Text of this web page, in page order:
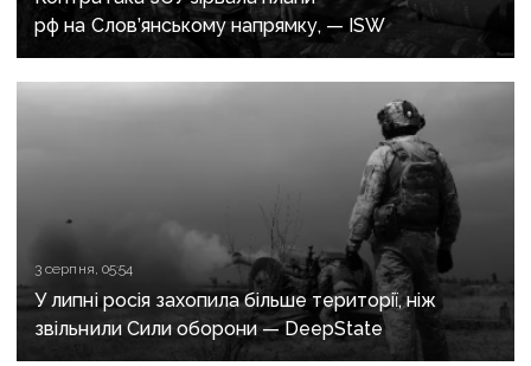
рф на Слов’янському напрямку, — ISW
3 серпня, 05:54
У липні росія захопила більше території, ніж
звільнили Сили оборони — DeepState